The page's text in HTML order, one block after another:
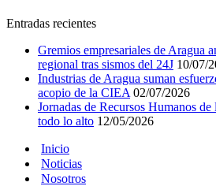
Entradas recientes
Gremios empresariales de Aragua
regional tras sismos del 24J 10/07/
Industrias de Aragua suman
acopio de la CIEA 02/07/2026
Jornadas de Recursos Humanos
todo lo alto 12/05/2026
Inicio
Noticias
Nosotros